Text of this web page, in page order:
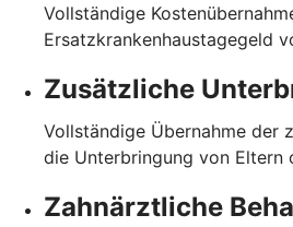
Vollständige
Ersatzkrankenhaustagegeld
Zusätzliche
Vollständige Übernahme der
die Unterbringung von Eltern
Zahnärztliche